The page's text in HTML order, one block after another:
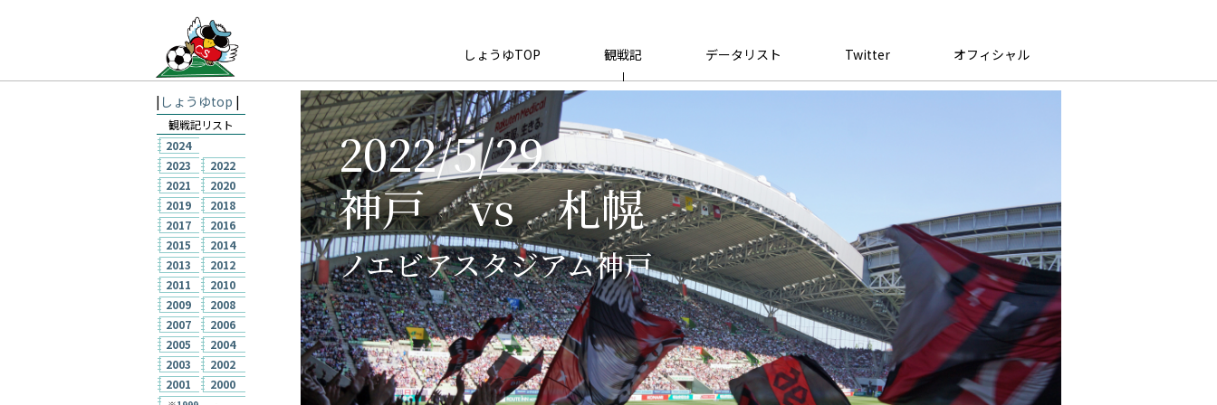
しょうゆTOP 観戦記 データリスト Twitter オフィシャル
| しょうゆtop |
観戦記リスト
2024
2023
2022
2021
2020
2019
2018
2017
2016
2015
2014
2013
2012
2011
2010
2009
2008
2007
2006
2005
2004
2003
2002
2001
2000
2022/5/29
神戸 vs 札幌
ノエビアスタジアム神戸